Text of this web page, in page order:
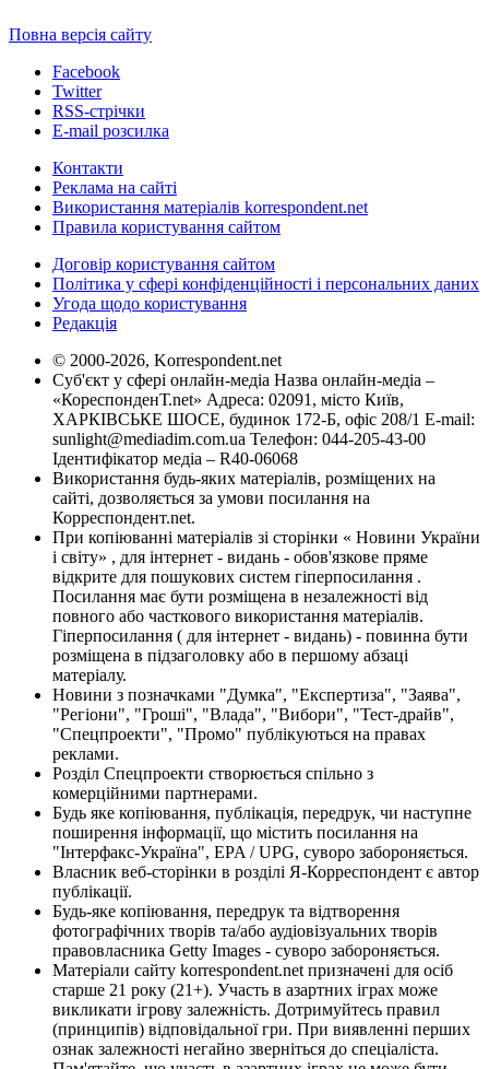
Повна версія сайту
Facebook
Twitter
RSS-стрічки
E-mail розсилка
Контакти
Реклама на сайті
Використання матеріалів korrespondent.net
Правила користування сайтом
Договір користування сайтом
Політика у сфері конфіденційності і персональних даних
Угода щодо користування
Редакція
© 2000-2026, Korrespondent.net
Суб'єкт у сфері онлайн-медіа Назва онлайн-медіа –
«КореспонденТ.net» Адреса: 02091, місто Київ,
ХАРКІВСЬКЕ ШОСЕ, будинок 172-Б, офіс 208/1 E-mail:
sunlight@mediadim.com.ua Телефон: 044-205-43-00
Ідентифікатор медіа – R40-06068
Використання будь-яких матеріалів, розміщених на
сайті, дозволяється за умови посилання на
Корреспондент.net.
При копіюванні матеріалів зі сторінки « Новини України
і світу» , для інтернет - видань - обов'язкове пряме
відкрите для пошукових систем гіперпосилання .
Посилання має бути розміщена в незалежності від
повного або часткового використання матеріалів.
Гіперпосилання ( для інтернет - видань) - повинна бути
розміщена в підзаголовку або в першому абзаці
матеріалу.
Новини з позначками "Думка", "Експертиза", "Заява",
"Регіони", "Гроші", "Влада", "Вибори", "Тест-драйв",
"Спецпроекти", "Промо" публікуються на правах
реклами.
Розділ Спецпроекти створюється спільно з
комерційними партнерами.
Будь яке копіювання, публікація, передрук, чи наступне
поширення інформації, що містить посилання на
"Інтерфакс-Україна", EPA / UPG, суворо забороняється.
Власник веб-сторінки в розділі Я-Корреспондент є автор
публікації.
Будь-яке копіювання, передрук та відтворення
фотографічних творів та/або аудіовізуальних творів
правовласника Getty Images - суворо забороняється.
Матеріали сайту korrespondent.net призначені для осіб
старше 21 року (21+). Участь в азартних іграх може
викликати ігрову залежність. Дотримуйтесь правил
(принципів) відповідальної гри. При виявленні перших
ознак залежності негайно зверніться до спеціаліста.